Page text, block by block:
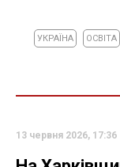
УКРАЇНА ОСВІТА
13 червня 2026, 17:36